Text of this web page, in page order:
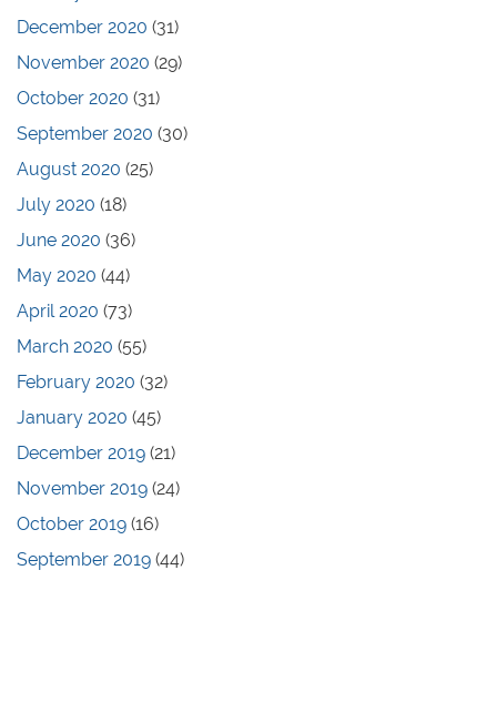
December 2020 (31)
November 2020 (29)
October 2020 (31)
September 2020 (30)
August 2020 (25)
July 2020 (18)
June 2020 (36)
May 2020 (44)
April 2020 (73)
March 2020 (55)
February 2020 (32)
January 2020 (45)
December 2019 (21)
November 2019 (24)
October 2019 (16)
September 2019 (44)